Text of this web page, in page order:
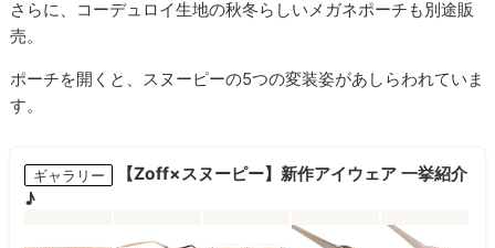
さらに、コーデュロイ生地の秋冬らしいメガネポーチも別途販
売。
ポーチを開くと、スヌーピーの5つの変装姿があしらわれていま
す。
ギャラリー
【Zoff×スヌーピー】新作アイウェア 一挙紹介
♪